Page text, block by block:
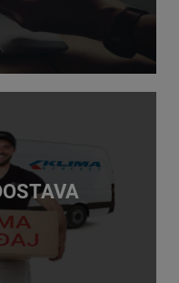
klima uređaja
ILI VIRMANOM
plaćanja